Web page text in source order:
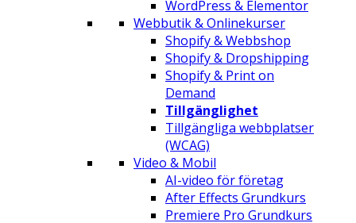
WordPress & Elementor
Webbutik & Onlinekurser
Shopify & Webbshop
Shopify & Dropshipping
Shopify & Print on
Demand
Tillgänglighet
Tillgängliga webbplatser
(WCAG)
Video & Mobil
AI-video för företag
After Effects Grundkurs
Premiere Pro Grundkurs